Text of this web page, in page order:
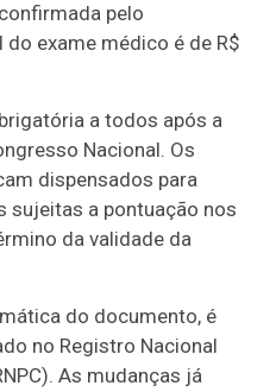
pelo
do exame médico é de R$
a todos após a
Nacional. Os
dispensados para
sujeitas a pontuação nos
da validade da
do documento, é
no Registro Nacional
As mudanças já